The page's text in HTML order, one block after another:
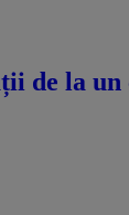
de la